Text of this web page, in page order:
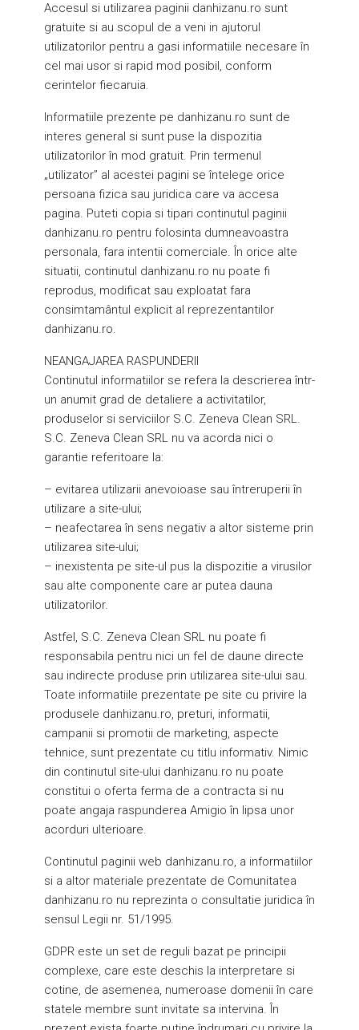
Accesul si utilizarea paginii danhizanu.ro sunt
gratuite si au scopul de a veni in ajutorul
utilizatorilor pentru a gasi informatiile necesare în
cel mai usor si rapid mod posibil, conform
cerintelor fiecaruia.
Informatiile prezente pe danhizanu.ro sunt de
interes general si sunt puse la dispozitia
utilizatorilor în mod gratuit. Prin termenul
„utilizator” al acestei pagini se întelege orice
persoana fizica sau juridica care va accesa
pagina. Puteti copia si tipari continutul paginii
danhizanu.ro pentru folosinta dumneavoastra
personala, fara intentii comerciale. În orice alte
situatii, continutul danhizanu.ro nu poate fi
reprodus, modificat sau exploatat fara
consimtamântul explicit al reprezentantilor
danhizanu.ro.
NEANGAJAREA RASPUNDERII
Continutul informatiilor se refera la descrierea într-
un anumit grad de detaliere a activitatilor,
produselor si serviciilor S.C. Zeneva Clean SRL.
S.C. Zeneva Clean SRL nu va acorda nici o
garantie referitoare la:
– evitarea utilizarii anevoioase sau întreruperii în
utilizare a site-ului;
– neafectarea în sens negativ a altor sisteme prin
utilizarea site-ului;
– inexistenta pe site-ul pus la dispozitie a virusilor
sau alte componente care ar putea dauna
utilizatorilor.
Astfel, S.C. Zeneva Clean SRL nu poate fi
responsabila pentru nici un fel de daune directe
sau indirecte produse prin utilizarea site-ului sau.
Toate informatiile prezentate pe site cu privire la
produsele danhizanu.ro, preturi, informatii,
campanii si promotii de marketing, aspecte
tehnice, sunt prezentate cu titlu informativ. Nimic
din continutul site-ului danhizanu.ro nu poate
constitui o oferta ferma de a contracta si nu
poate angaja raspunderea Amigio în lipsa unor
acorduri ulterioare.
Continutul paginii web danhizanu.ro, a informatiilor
si a altor materiale prezentate de Comunitatea
danhizanu.ro nu reprezinta o consultatie juridica în
sensul Legii nr. 51/1995.
GDPR este un set de reguli bazat pe principii
complexe, care este deschis la interpretare si
cotine, de asemenea, numeroase domenii în care
statele membre sunt invitate sa intervina. În